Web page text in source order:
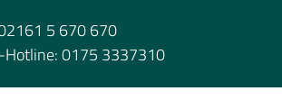
5 670 670
0175 3337310